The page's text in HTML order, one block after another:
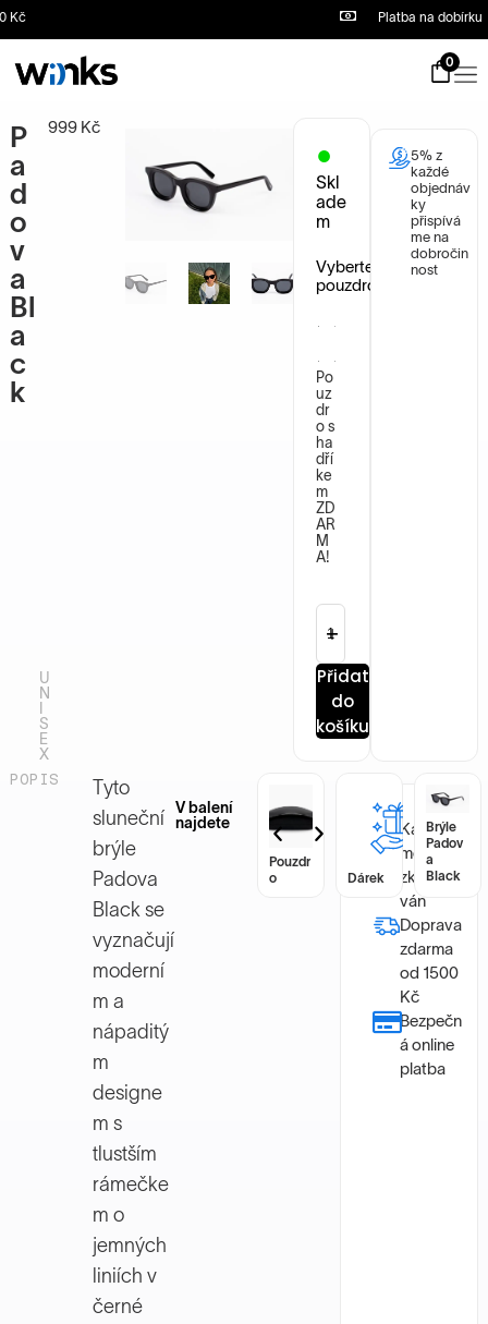
S
k
p
c
o
n
t
e
n
t
Platba na dobírku
0
POPIS
Tyto
sluneční
brýle
Padova
Black se
vyznačují
moderní
m a
nápaditý
m
designe
m s
tlustším
rámečke
m o
jemných
liniích v
černé
Každý
model byl
zkontrolo
ván
Doprava
zdarma
od 1500
Kč
Bezpečn
á online
platba
V balení
najdete
Dárek
Brýle
Pouzdr
o
Dárek
Brýle
Padov
a
Black
P
a
d
o
v
a
Bl
a
c
k
U
N
I
S
E
X
999 Kč
Skl
ade
m
Vyberte
pouzdro
Po
uz
dr
o s
ha
dří
ke
m
ZD
AR
M
A!
Přidat
do
košíku
5% z
každé
objednáv
ky
přispívá
me na
dobročin
nost